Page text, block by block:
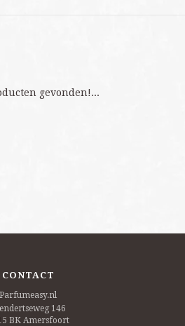
gevonden!...
CONTACT
Parfumeasy.nl
146
BK Amersfoort